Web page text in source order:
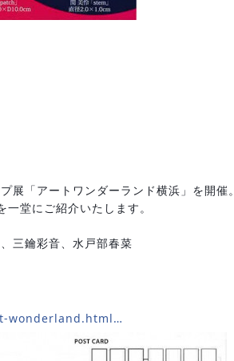
展「アートワンダーランド横浜」を開催。
堂にご紹介いたします。
三鑰彩音、水戸部春菜
wonderland.html…